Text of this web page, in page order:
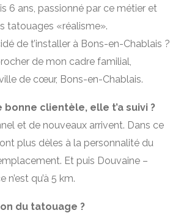
6 ans, passionné par ce métier et
tatouages «réalisme».
de t’installer à Bons-en-Chablais ?
de mon cadre familial,
de cœur, Bons-en-Chablais.
bonne clientèle, elle t’a suivi ?
et de nouveaux arrivent. Dans ce
plus dèles à la personnalité du
Et puis Douvaine –
qu’à 5 km.
du tatouage ?